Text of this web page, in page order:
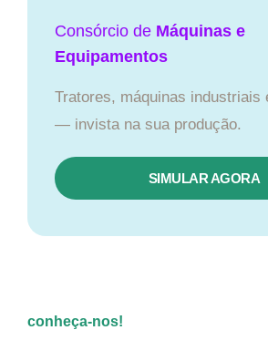
Consórcio de Máquinas e
Equipamentos
Tratores, máquinas industriais
— invista na sua produção.
SIMULAR AGORA
conheça-nos!